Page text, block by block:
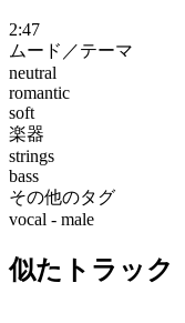
2:47
ムード／テーマ
neutral
romantic
soft
楽器
strings
bass
その他のタグ
vocal - male
似たトラック